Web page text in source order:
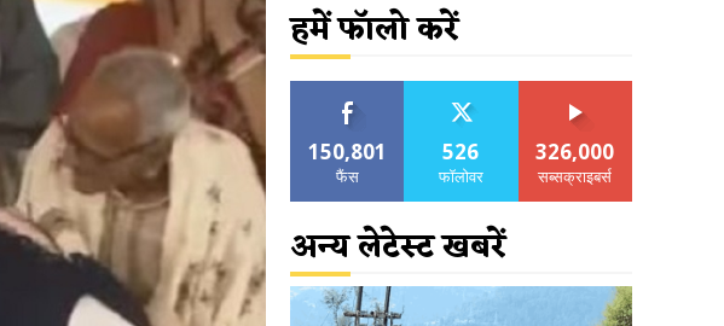
हमें फॉलो करें
150,801
फैंस
526
फॉलोवर
326,000
सब्सक्राइबर्स
अन्य लेटेस्ट खबरें